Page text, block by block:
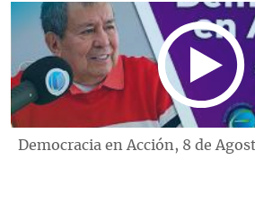
Democracia en Acción, 8 de